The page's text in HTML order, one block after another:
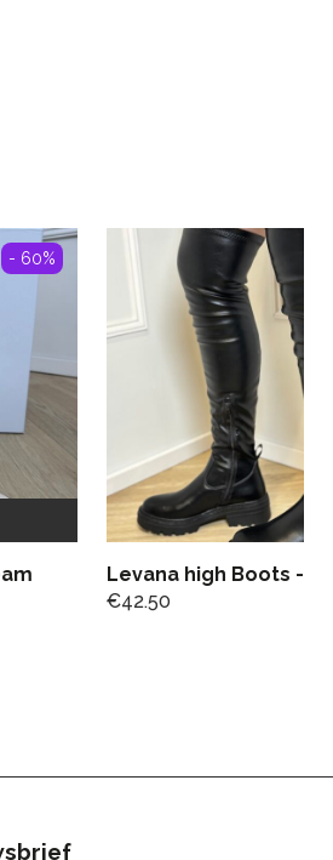
- 60%
Levana high Boots -
€42.50